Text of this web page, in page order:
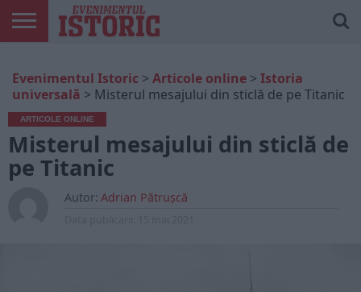
ONLINE
EDIȚII
TIPĂRITE
ISTORIC
PLAY
CONTUL
MEU
Evenimentul Istoric > Articole online > Istoria
universală > Misterul mesajului din sticlă de pe Titanic
ARTICOLE ONLINE
Misterul mesajului din sticlă de
pe Titanic
Autor: Adrian Pătrușcă